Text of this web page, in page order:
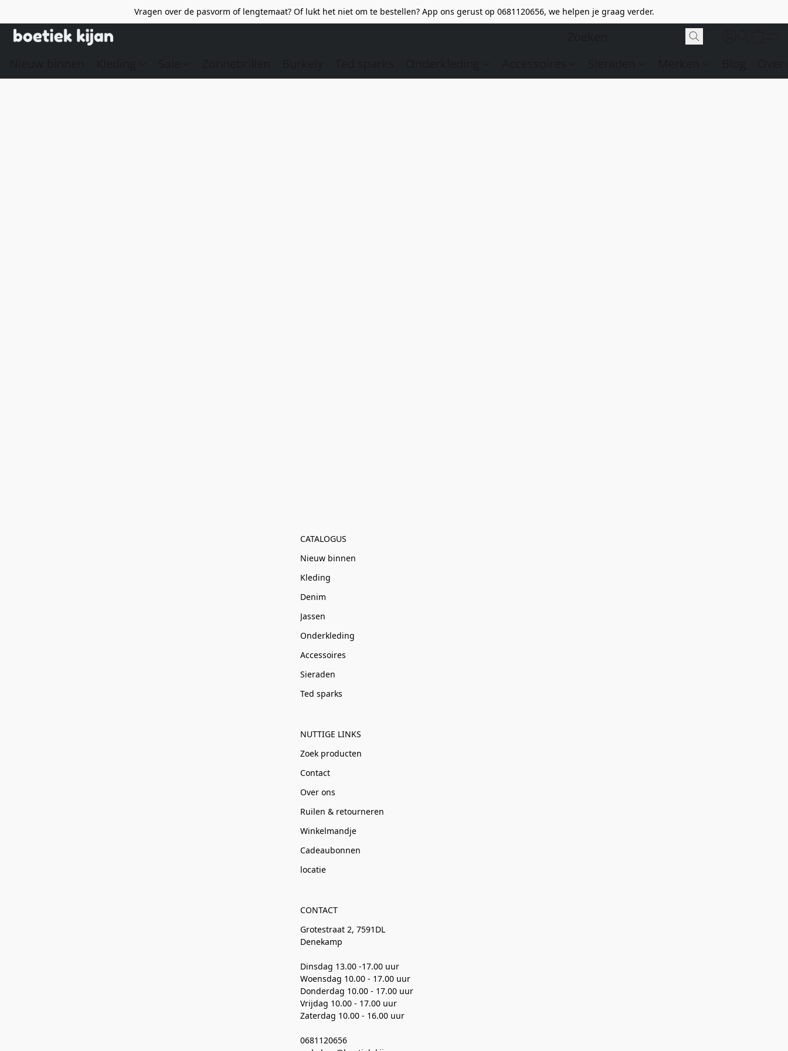
Vragen over de pasvorm of lengtemaat? Of lukt het niet om te bestellen? App ons gerust op 0681120656, we helpen je graag verder.
CATALOGUS
Nieuw binnen
Kleding
Denim
Jassen
Onderkleding
Accessoires
Sieraden
Ted sparks
NUTTIGE LINKS
Zoek producten
Contact
Over ons
Ruilen & retourneren
Winkelmandje
Cadeaubonnen
locatie
CONTACT
Grotestraat 2, 7591DL
Denekamp
Dinsdag 13.00 -17.00 uur
Woensdag 10.00 - 17.00 uur
Donderdag 10.00 - 17.00 uur
Vrijdag 10.00 - 17.00 uur
Zaterdag 10.00 - 16.00 uur
0681120656